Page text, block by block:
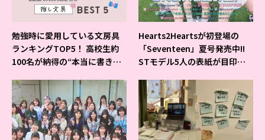
勉強時に愛用している文房具
ランキングTOP5！ 高校生約
100名が納得の“本当に書きや
Hearts2Heartsが初登場の
「Seventeen」夏号発売中!!
STモデル5人の表紙が目印だ